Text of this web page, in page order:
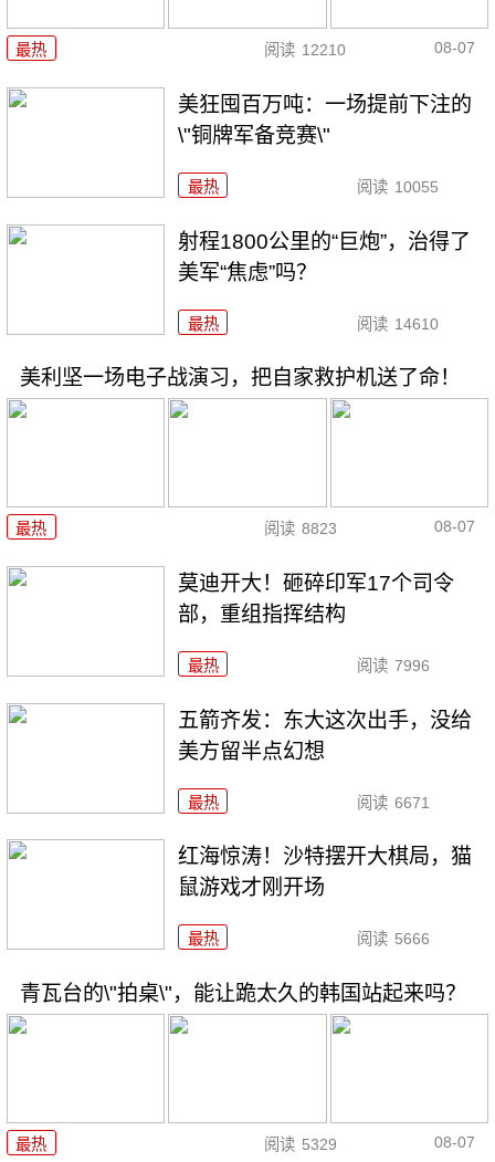
最热 阅读 12210 08-07
美狂囤百万吨：一场提前下注的
\"铜牌军备竞赛\"
最热 阅读 10055
射程1800公里的“巨炮”，治得了
美军“焦虑”吗？
最热 阅读 14610
美利坚一场电子战演习，把自家救护机送了命！
最热 阅读 8823 08-07
莫迪开大！砸碎印军17个司令
部，重组指挥结构
最热 阅读 7996
五箭齐发：东大这次出手，没给
美方留半点幻想
最热 阅读 6671
红海惊涛！沙特摆开大棋局，猫
鼠游戏才刚开场
最热 阅读 5666
青瓦台的\"拍桌\"，能让跪太久的韩国站起来吗？
最热 阅读 5329 08-07